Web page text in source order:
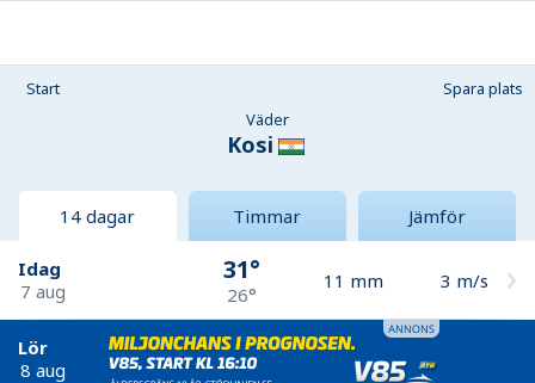
Start
Spara plats
Väder
Kosi
14 dagar Timmar Jämför
Idag
7 aug
31°
26°
11 mm 3 m/s
Lör
8 aug